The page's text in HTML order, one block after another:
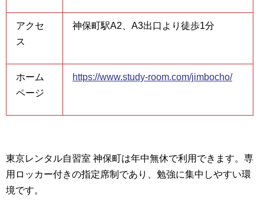
アクセ
ス
神保町駅A2、A3出口より徒歩1分
ホーム
ページ
https://www.study-room.com/jimbocho/
東京レンタル自習室 神保町は年中無休で利用できます。専
用ロッカー付きの指定席制であり、勉強に集中しやすい環
境です。